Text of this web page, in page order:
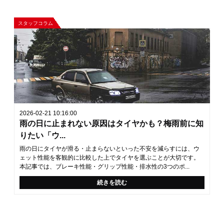
スタッフコラム
2026-02-21 10:16:00
雨の日に止まれない原因はタイヤかも？梅雨前に知
りたい「ウ...
雨の日にタイヤが滑る・止まらないといった不安を減らすには、ウ
ェット性能を客観的に比較した上でタイヤを選ぶことが大切です。
本記事では、ブレーキ性能・グリップ性能・排水性の3つのポ...
続きを読む